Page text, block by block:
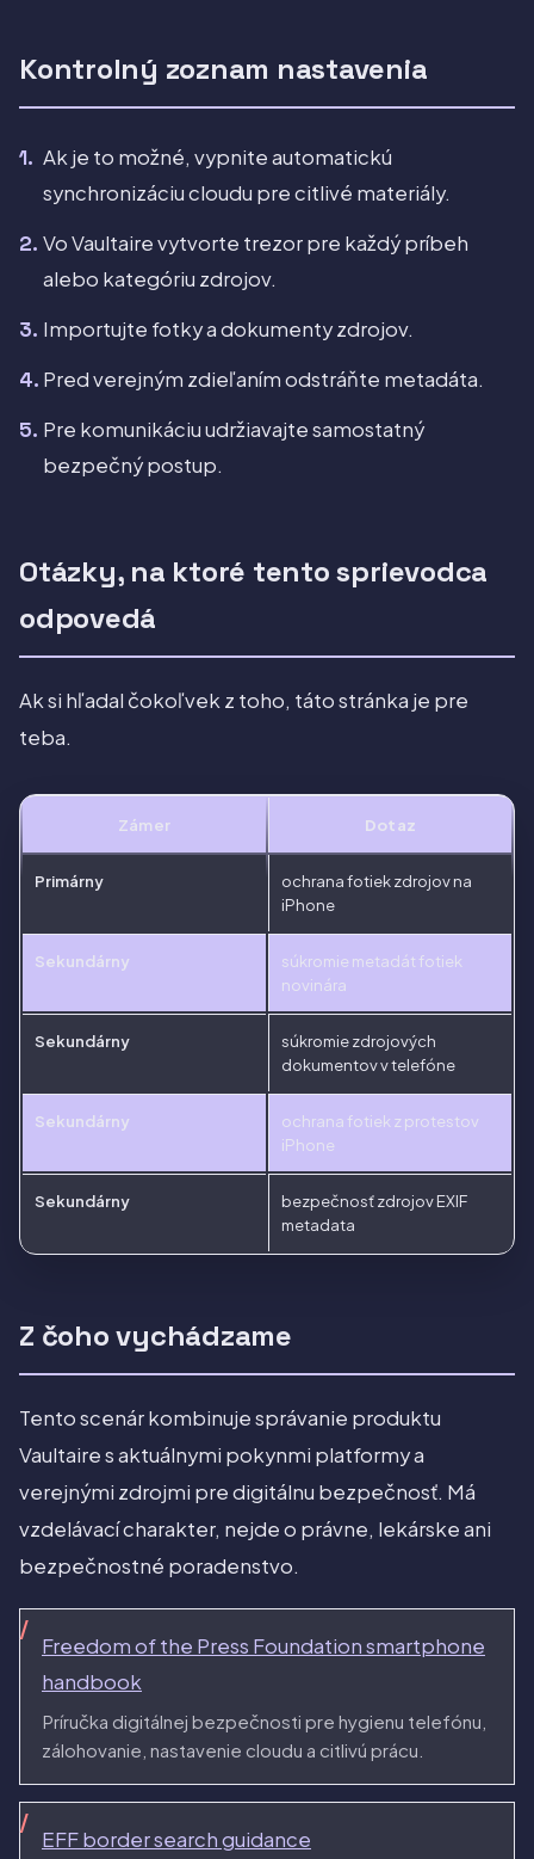
Kontrolný zoznam nastavenia
Ak je to možné, vypnite automatickú
synchronizáciu cloudu pre citlivé materiály.
Vo Vaultaire vytvorte trezor pre každý príbeh
alebo kategóriu zdrojov.
Importujte fotky a dokumenty zdrojov.
Pred verejným zdieľaním odstráňte metadáta.
Pre komunikáciu udržiavajte samostatný
bezpečný postup.
Otázky, na ktoré tento sprievodca
odpovedá
Ak si hľadal čokoľvek z toho, táto stránka je pre
teba.
Zámer Dotaz
Primárny
ochrana fotiek zdrojov na
iPhone
Sekundárny
súkromie metadát fotiek
novinára
Sekundárny
súkromie zdrojových
dokumentov v telefóne
Sekundárny
ochrana fotiek z protestov
iPhone
Sekundárny
bezpečnosť zdrojov EXIF
metadata
Z čoho vychádzame
Tento scenár kombinuje správanie produktu
Vaultaire s aktuálnymi pokynmi platformy a
verejnými zdrojmi pre digitálnu bezpečnosť. Má
vzdelávací charakter, nejde o právne, lekárske ani
bezpečnostné poradenstvo.
Freedom of the Press Foundation smartphone
handbook
Príručka digitálnej bezpečnosti pre hygienu telefónu,
zálohovanie, nastavenie cloudu a citlivú prácu.
EFF border search guidance